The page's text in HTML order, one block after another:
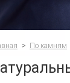
> По камням